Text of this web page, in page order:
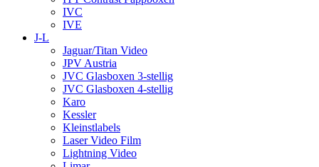
IVC
IVE
J-L
Jaguar/Titan Video
JPV Austria
JVC Glasboxen 3-stellig
JVC Glasboxen 4-stellig
Karo
Kessler
Kleinstlabels
Laser Video Film
Lightning Video